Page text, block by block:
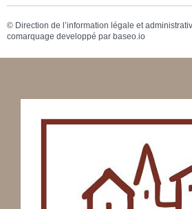
© Direction de l’information légale et
comarquage developpé par baseo.io